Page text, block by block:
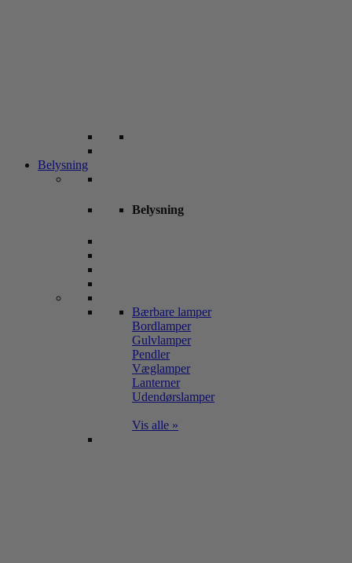
Belysning
Belysning
Bærbare lamper
Bordlamper
Gulvlamper
Pendler
Væglamper
Lanterner
Udendørslamper
Vis alle »